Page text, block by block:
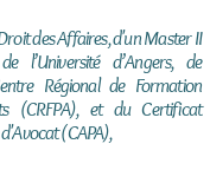
des Affaires, d'un Master II
l’Université d’Angers, de
Régional de Formation
(CRFPA), et du Certificat
(CAPA),